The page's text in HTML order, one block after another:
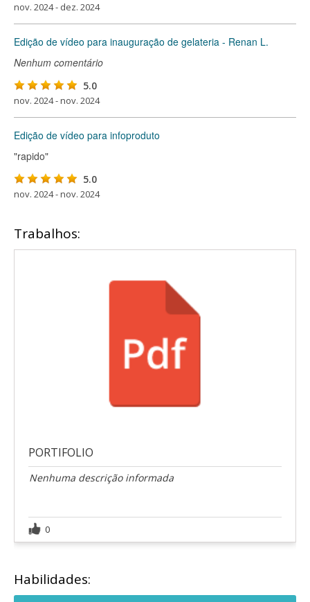
nov. 2024 - dez. 2024
Edição de vídeo para inauguração de gelateria - Renan L.
Nenhum comentário
5.0
nov. 2024 - nov. 2024
Edição de vídeo para infoproduto
"rapido"
5.0
nov. 2024 - nov. 2024
Trabalhos:
PORTIFOLIO
Nenhuma descrição informada
0
Habilidades: